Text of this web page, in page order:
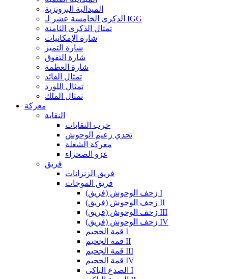
الميدالية البرونزية
الذكرى الخامسة عشر لـ IGG
تمثال الذكرى الثامنة
شارة الإمكانيات
شارة التميز
شارة التفوق
شارة العظمة
تمثال القائد
تمثال اللورد
تمثال الملك
معركة
النقابة
حرب النقابات
تحدي زعيم الوحوش
معركة الشعلة
غزو الصحراء
فريق
فريق الزنزانات
فريق الموجات
زحف الوحوش (فريق) I
زحف الوحوش (فريق) II
زحف الوحوش (فريق) III
زحف الوحوش (فريق) IV
قمة الجحيم I
قمة الجحيم II
قمة الجحيم III
قمة الجحيم IV
الصدع الباكى I